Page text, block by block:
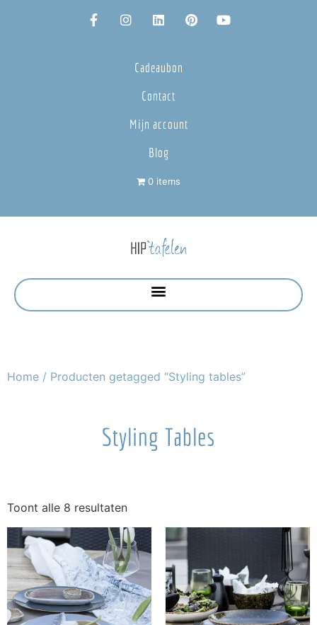
Cadeaubon
Contact
Mijn account
Blog
0 items
Home / Producten getagged “Styling tables”
Styling Tables
Toont alle 8 resultaten